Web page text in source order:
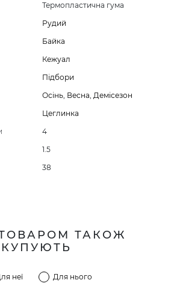
Термопластична гума
Рудий
Байка
Кежуал
Підбори
Осінь, Весна, Демісезон
Цеглинка
4
1.5
38
ТАКОЖ
КУПУЮТЬ
неї Для нього